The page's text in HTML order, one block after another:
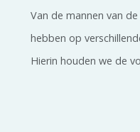
Van de mannen van
hebben op
Hierin houden we de